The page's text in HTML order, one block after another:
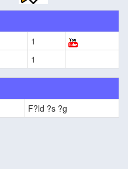
1
1
F?ld ?s ?g